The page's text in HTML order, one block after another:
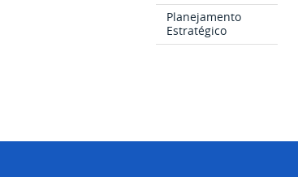
Planejamento
Estratégico